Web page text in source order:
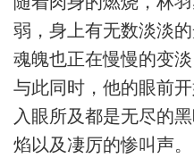
弱，身上有无数淡淡
魂魄也正在慢慢的变淡
与此同时，他的眼前
入眼所及都是无尽的
焰以及凄厉的惨叫声。